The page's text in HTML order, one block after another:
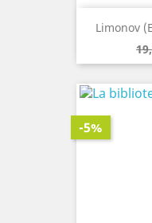
Limonov
-5%